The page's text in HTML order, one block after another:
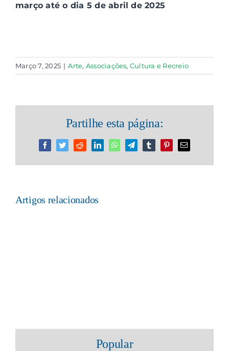
março até o dia 5 de abril de 2025
Março 7, 2025 | Arte, Associações, Cultura e Recreio
Partilhe esta página:
FacebookTwitterRedditLinkedInWhatsAppTelegramTumblrPinterestEmail
Artigos relacionados
Popular